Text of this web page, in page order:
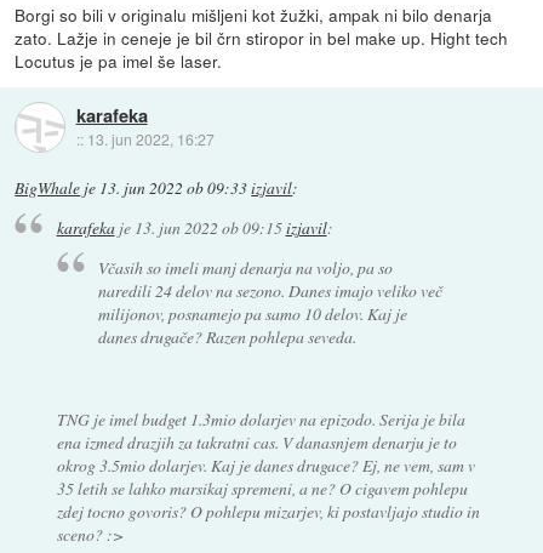
Borgi so bili v originalu mišljeni kot žužki, ampak ni bilo denarja
zato. Lažje in ceneje je bil črn stiropor in bel make up. Hight tech
Locutus je pa imel še laser.
karafeka
:: 13. jun 2022, 16:27
BigWhale je 13. jun 2022 ob 09:33izjavil:
karafekaje 13. jun 2022 ob 09:15izjavil:
Včasih so imeli manj denarja na voljo, pa so
naredili 24 delov na sezono. Danes imajo veliko več
milijonov, posnamejo pa samo 10 delov. Kaj je
danes drugače? Razen pohlepa seveda.
TNG je imel budget 1.3mio dolarjev na epizodo. Serija je bila
ena izmed drazjih za takratni cas. V danasnjem denarju je to
okrog 3.5mio dolarjev. Kaj je danes drugace? Ej, ne vem, sam v
35 letih se lahko marsikaj spremeni, a ne? O cigavem pohlepu
zdej tocno govoris? O pohlepu mizarjev, ki postavljajo studio in
sceno? :>